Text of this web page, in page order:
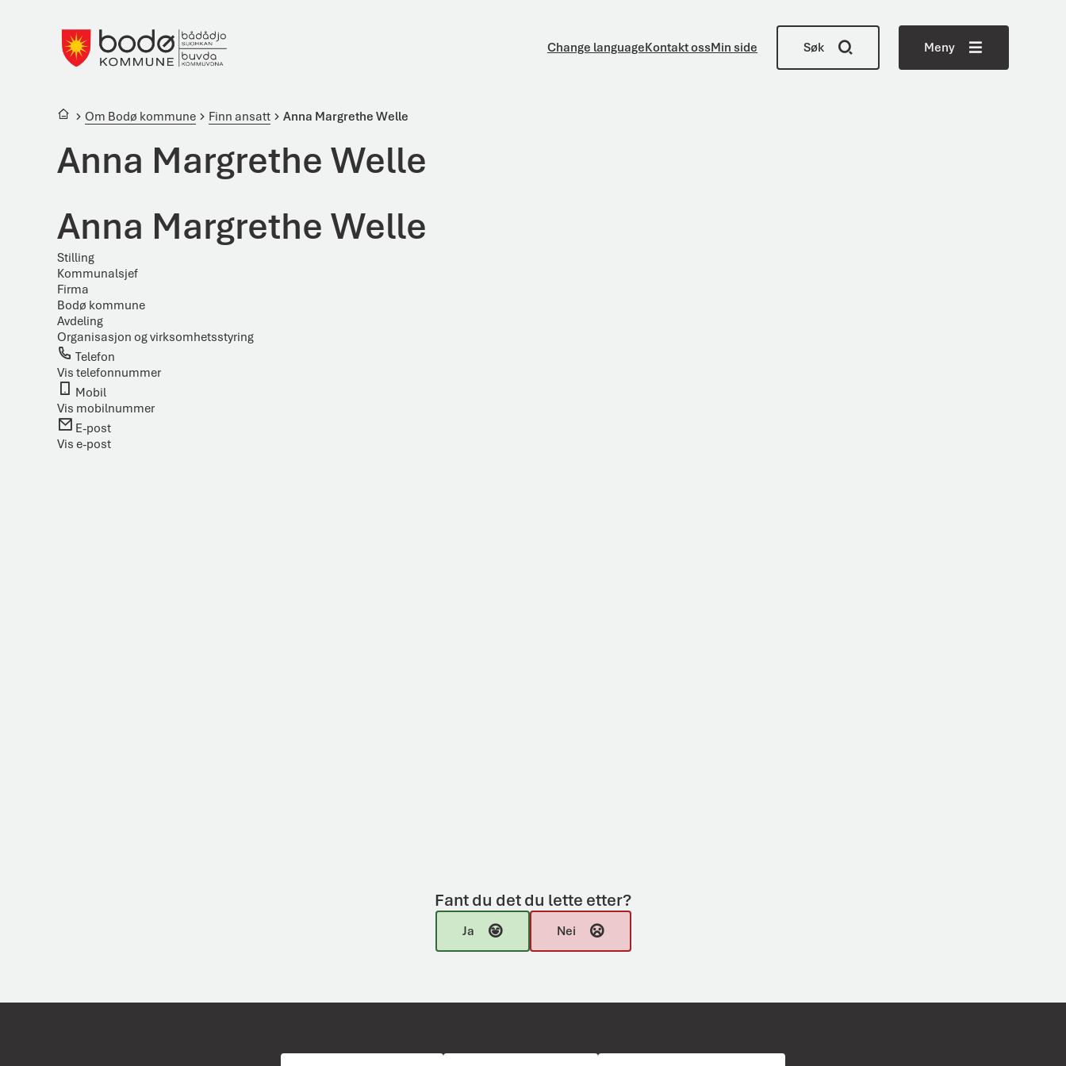
Change languageKontakt ossMin side Søk Meny
Du er her:Om Bodø kommune Finn ansatt Anna Margrethe Welle
Anna Margrethe Welle
Anna Margrethe Welle
Stilling
Kommunalsjef
Firma
Bodø kommune
Avdeling
Organisasjon og virksomhetsstyring
Telefon
Vis telefonnummer
Mobil
Vis mobilnummer
E-post
Vis e-post
Fant du det du lette etter?
Ja Nei